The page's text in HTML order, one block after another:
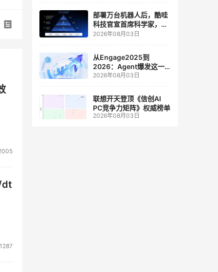
dt
1287
部署万台机器人后，酷哇
科技官宣首席科学家，要
让世界模型交付生产力
2026年08月03日
从Engage2025到
2026：Agent爆发这一
年，AI CRM 走到哪了
2026年08月03日
联想开天登顶《信创AI
PC竞争力矩阵》权威榜单
2026年08月03日